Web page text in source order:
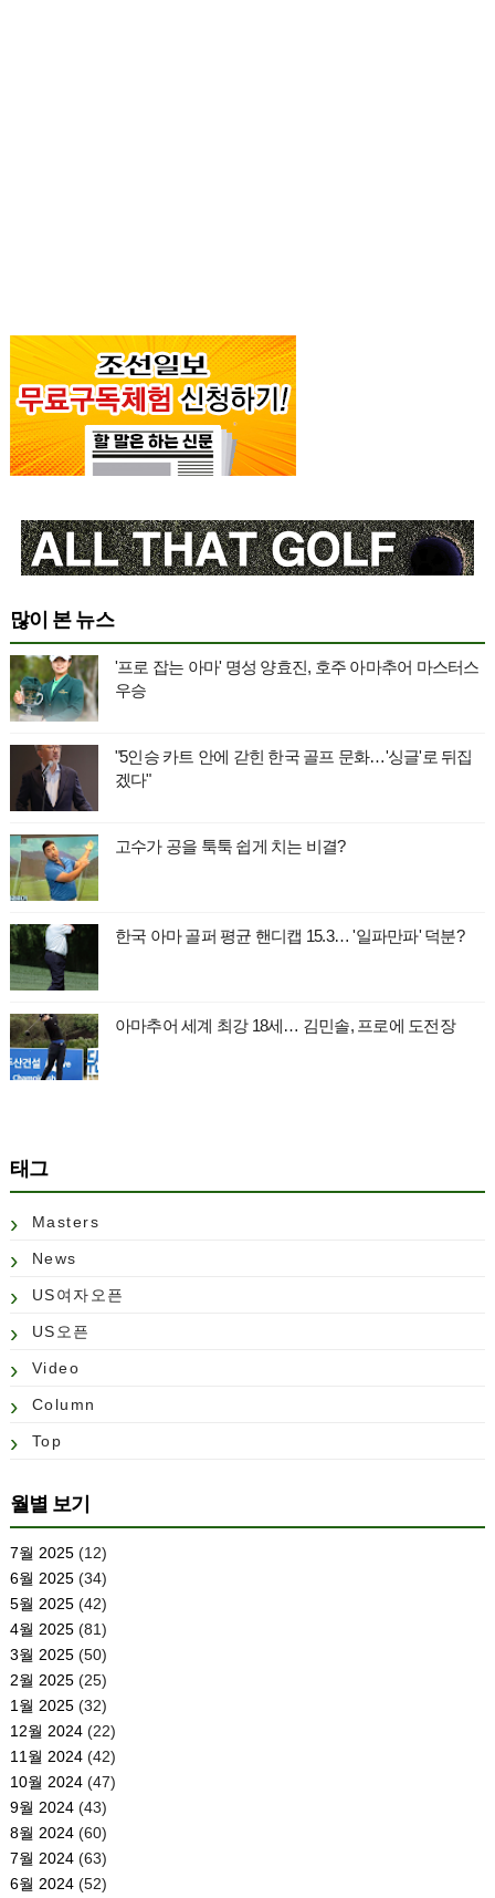
많이 본 뉴스
'프로 잡는 아마' 명성 양효진, 호주 아마추어 마스터스
우승
"5인승 카트 안에 갇힌 한국 골프 문화…'싱글'로 뒤집
겠다"
고수가 공을 툭툭 쉽게 치는 비결?
한국 아마 골퍼 평균 핸디캡 15.3… '일파만파' 덕분?
아마추어 세계 최강 18세… 김민솔, 프로에 도전장
태그
Masters
News
US여자오픈
US오픈
Video
Column
Top
월별 보기
7월 2025(12)
6월 2025(34)
5월 2025(42)
4월 2025(81)
3월 2025(50)
2월 2025(25)
1월 2025(32)
12월 2024(22)
11월 2024(42)
10월 2024(47)
9월 2024(43)
8월 2024(60)
7월 2024(63)
6월 2024(52)